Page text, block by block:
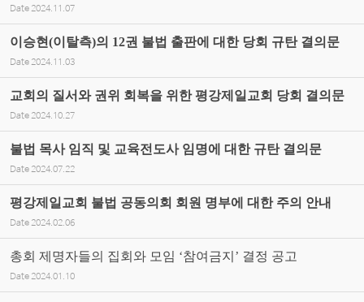
Date 2024.11.07
이승현(이탈측)의 12권 불법 출판에 대한 당회 규탄 결의문
Date 2024.11.03
교회의 질서와 권위 회복을 위한 평강제일교회 당회 결의문
Date 2024.10.27
불법 목사 임직 및 교육전도사 임명에 대한 규탄 결의문
Date 2024.07.22
평강제일교회 불법 공동의회 회원 명부에 대한 주의 안내
Date 2024.02.06
총회 제명자들의 집회와 모임 ‘참여금지’ 결정 공고
Date 2024.01.10